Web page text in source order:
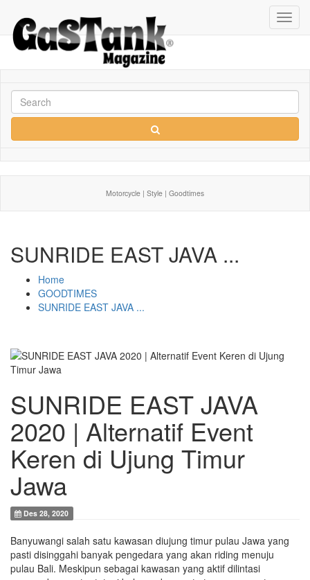
Motorcycle | Style | Goodtimes
SUNRIDE EAST JAVA ...
Home
GOODTIMES
SUNRIDE EAST JAVA ...
SUNRIDE EAST JAVA
2020 | Alternatif Event
Keren di Ujung Timur
Jawa
Des 28, 2020
Banyuwangi salah satu kawasan diujung timur pulau Jawa yang
pasti disinggahi banyak pengedara yang akan riding menuju
pulau Bali. Meskipun sebagai kawasan yang aktif dilintasi